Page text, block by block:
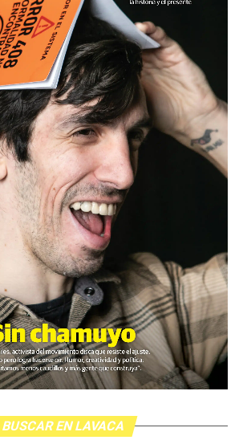
BUSCAR EN LAVACA